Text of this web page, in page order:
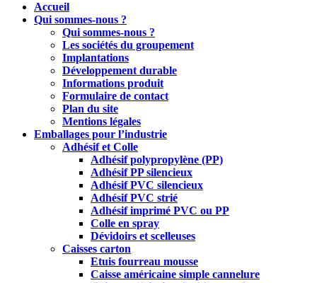
Accueil
Qui sommes-nous ?
Qui sommes-nous ?
Les sociétés du groupement
Implantations
Développement durable
Informations produit
Formulaire de contact
Plan du site
Mentions légales
Emballages pour l’industrie
Adhésif et Colle
Adhésif polypropylène (PP)
Adhésif PP silencieux
Adhésif PVC silencieux
Adhésif PVC strié
Adhésif imprimé PVC ou PP
Colle en spray
Dévidoirs et scelleuses
Caisses carton
Etuis fourreau mousse
Caisse américaine simple cannelure